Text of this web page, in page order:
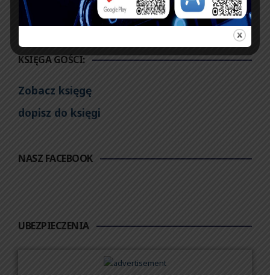
KSIĘGA GOŚCI:
Zobacz księgę
dopisz do księgi
NASZ FACEBOOK
UBEZPIECZENIA